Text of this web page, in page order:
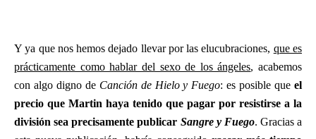
Y ya que nos hemos dejado llevar por las elucubraciones, que es
prácticamente como hablar del sexo de los ángeles, acabemos
con algo digno de Canción de Hielo y Fuego: es posible queel
precio que Martin haya tenido que pagar por resistirse a la
división sea precisamente publicar Sangre y Fuego. Gracias a